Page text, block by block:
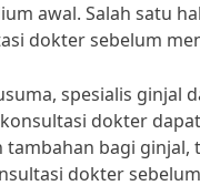
awal. Salah satu
dokter sebelum
spesialis ginjal
dokter
bagi
dokter